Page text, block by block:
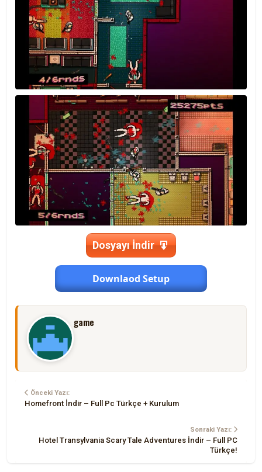
Dosyayı İndir
Downlaod Setup
game
Önceki Yazı:
Homefront İndir – Full Pc Türkçe + Kurulum
Sonraki Yazı:
Hotel Transylvania Scary Tale Adventures İndir – Full PC
Türkçe!